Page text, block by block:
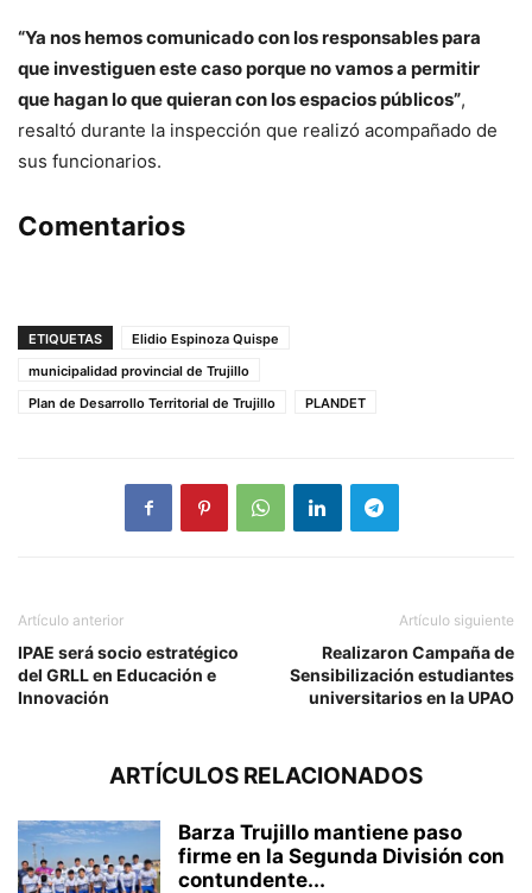
“Ya nos hemos comunicado con los responsables para
que investiguen este caso porque no vamos a permitir
que hagan lo que quieran con los espacios públicos”,
resaltó durante la inspección que realizó acompañado de
sus funcionarios.
Comentarios
ETIQUETAS
Elidio Espinoza Quispe
municipalidad provincial de Trujillo
Plan de Desarrollo Territorial de Trujillo
PLANDET
Artículo anterior
IPAE será socio estratégico
del GRLL en Educación e
Innovación
Artículo siguiente
Realizaron Campaña de
Sensibilización estudiantes
universitarios en la UPAO
ARTÍCULOS RELACIONADOS
Barza Trujillo mantiene paso
firme en la Segunda División con
contundente...